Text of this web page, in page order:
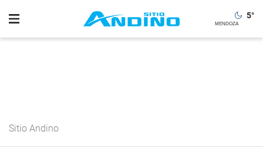
5°
Sitio Andino